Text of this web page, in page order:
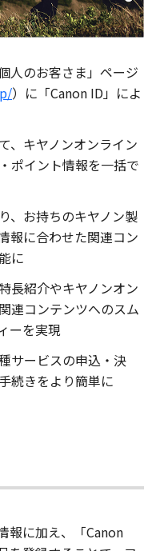
人のお客さま」ページ
）に「Canon ID」によ
、キヤノンオンライン
ポイント情報を一括で
、お持ちのキヤノン製
報に合わせた関連コン
に
長紹介やキヤノンオン
連コンテンツへのスム
ーを実現
サービスの申込・決
続きをより簡単に
報に加え、「Canon